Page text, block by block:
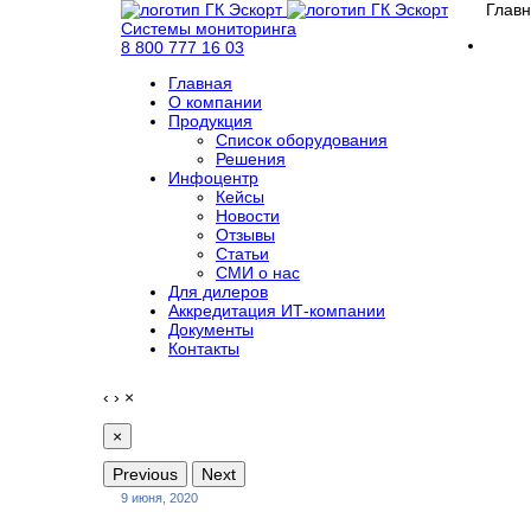
Системы мониторинга
8 800 777 16 03
Главная
О компании
Продукция
Список оборудования
Решения
Инфоцентр
Кейсы
Новости
Отзывы
Статьи
СМИ о нас
Для дилеров
Аккредитация ИТ-компании
Документы
Контакты
‹ › ×
×
Previous
Next
9 июня, 2020